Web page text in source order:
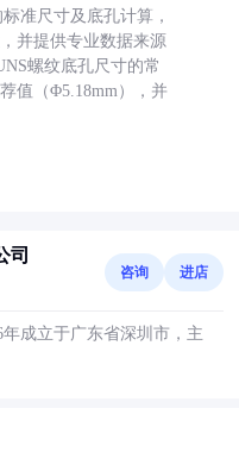
准尺寸及底孔计算，
并提供专业数据来源
螺纹底孔尺寸的常
值（Φ5.18mm），并
司
咨询 进店
成立于广东省深圳市，主